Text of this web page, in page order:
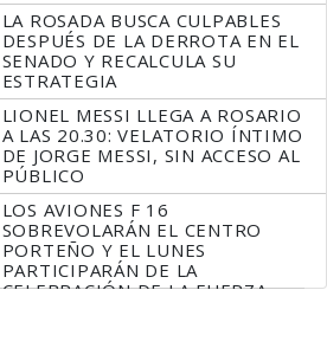
LA ROSADA BUSCA CULPABLES
DESPUÉS DE LA DERROTA EN EL
SENADO Y RECALCULA SU
ESTRATEGIA
LIONEL MESSI LLEGA A ROSARIO
A LAS 20.30: VELATORIO ÍNTIMO
DE JORGE MESSI, SIN ACCESO AL
PÚBLICO
LOS AVIONES F 16
SOBREVOLARÁN EL CENTRO
PORTEÑO Y EL LUNES
PARTICIPARÁN DE LA
CELEBRACIÓN DE LA FUERZA